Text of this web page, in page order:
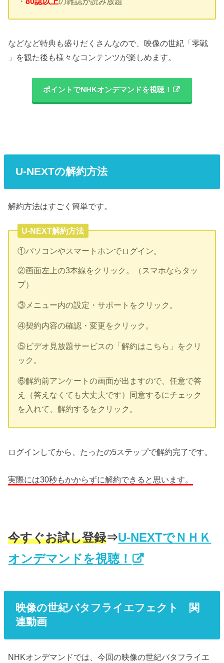
などなど特典も盛りだくさんなので、映像の世紀「零戦
」を観た後も様々なコンテンツが楽しめます。
ポイントでNHKオンデマンドを視聴！
U-NEXTの解約方法
解約方法はすごく簡単です。
U-NEXT解約方法
①パソコンやスマートホンでログイン。
②画面左上の3本線をクリック。（スマホならタッ
プ）
③メニュー内の設定・サポートをクリック。
④契約内容の確認・変更をクリック。
⑤ビデオ見放題サービスの「解約はこちら」をクリ
ック。
⑥解約前アンケートの画面が出ますので、任意で答
え（答えなくても大丈夫です）同意するにチェック
を入れて、解約するをクリック。
ログインしてから、たったの5ステップで解約完了です。
実際には30秒もかからずに解約できると思います。
今すぐお試し登録⇒U-NEXTでＮＨＫ
オンデマンドを視聴！
映像の世紀バタフライエフェクト 関
連動画
NHKオンデマンドでは、今回の映像の世紀バタフライエ